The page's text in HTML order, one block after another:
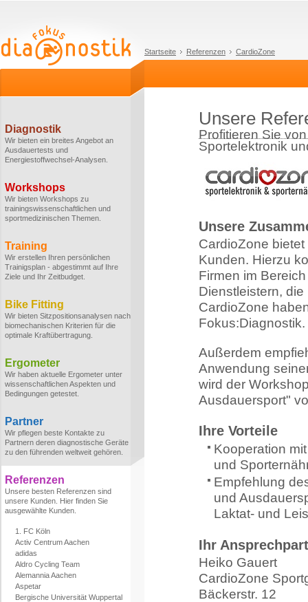
Startseite Referenzen CardioZone
Diagnostik
Wir bieten ein breites Angebot an
Ausdauertests und
Energiestoffwechsel-Analysen.
Workshops
Wir bieten Workshops zu
trainingswissenschaftlichen und
sportmedizinischen Themen.
Training
Wir erstellen Ihren persönlichen
Trainigsplan - abgestimmt auf Ihre
Ziele und Ihr Zeitbudget.
Bike Fitting
Wir bieten Sitzpositionsanalysen nach
biomechanischen Kriterien für die
optimale Kraftübertragung.
Ergometer
Wir haben aktuelle Ergometer unter
wissenschaftlichen Aspekten und
Bedingungen getestet.
Partner
Wir pflegen beste Kontakte zu
Partnern deren diagnostische Geräte
zu den führenden weltweit gehören.
Referenzen
Unsere besten Referenzen sind
unsere Kunden. Hier finden Sie
ausgewählte Kunden.
1. FC Köln
Activ Centrum Aachen
adidas
Aldro Cycling Team
Alemannia Aachen
Aspetar
Bergische Universität Wuppertal
Unsere
Profitieren Sie
Sportelektronik
Unsere
CardioZone
Kunden. Hierzu
Firmen im
Dienstleistern,
CardioZone
Fokus:Diagnostik.
Außerdem
Anwendung
wird der
Ausdauersport"
Ihre Vorteile
Kooperation
und
Empfehlung
und
Laktat- und
Ihr
Heiko Gauert
CardioZone
Bäckerstr. 12